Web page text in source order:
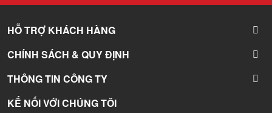
HỖ TRỢ KHÁCH HÀNG
CHÍNH SÁCH & QUY ĐỊNH
THÔNG TIN CÔNG TY
KẾ NỐI VỚI CHÚNG TÔI